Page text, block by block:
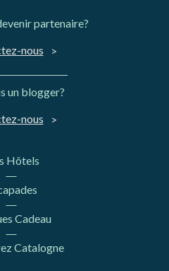
partenaire?
nous
un blogger?
nous
Hôtels
Cadeau
Catalogne